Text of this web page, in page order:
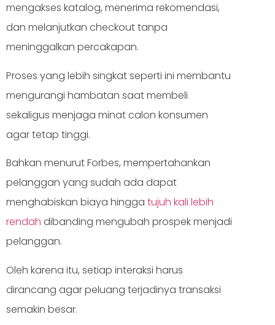
mengakses katalog, menerima rekomendasi,
dan melanjutkan checkout tanpa
meninggalkan percakapan.
Proses yang lebih singkat seperti ini membantu
mengurangi hambatan saat membeli
sekaligus menjaga minat calon konsumen
agar tetap tinggi.
Bahkan menurut Forbes, mempertahankan
pelanggan yang sudah ada dapat
menghabiskan biaya hingga tujuh kali lebih
rendah dibanding mengubah prospek menjadi
pelanggan.
Oleh karena itu, setiap interaksi harus
dirancang agar peluang terjadinya transaksi
semakin besar.